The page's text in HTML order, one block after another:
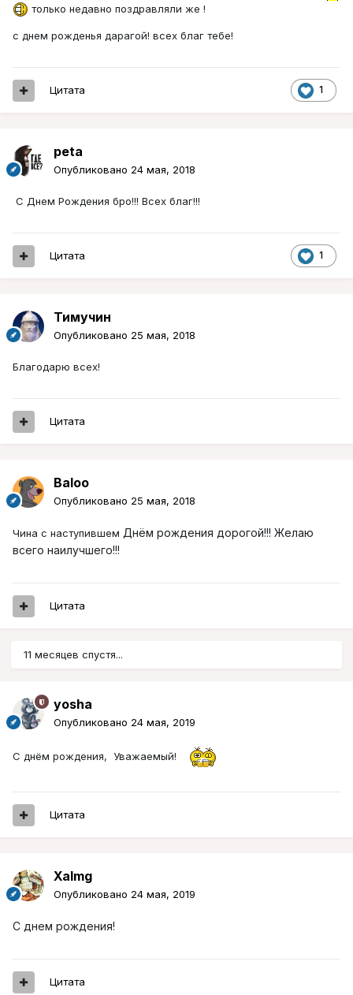
только недавно поздравляли же !
с днем рожденья дарагой! всех благ тебе!
1
Цитата
peta
Опубликовано 24 мая, 2018
С Днем Рождения бро!!! Всех благ!!!
1
Цитата
Тимучин
Опубликовано 25 мая, 2018
Благодарю всех!
Цитата
Baloo
Опубликовано 25 мая, 2018
Чина с наступившем Днём рождения дорогой!!! Желаю
всего наилучшего!!!
Цитата
11 месяцев спустя...
yosha
Опубликовано 24 мая, 2019
С днём рождения, Уважаемый!
Цитата
Xalmg
Опубликовано 24 мая, 2019
С днем рождения!
Цитата